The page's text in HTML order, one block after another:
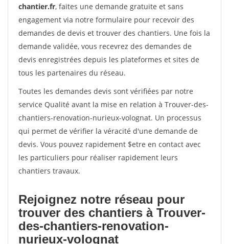
chantier.fr, faites une demande gratuite et sans
engagement via notre formulaire pour recevoir des
demandes de devis et trouver des chantiers. Une fois la
demande validée, vous recevrez des demandes de
devis enregistrées depuis les plateformes et sites de
tous les partenaires du réseau.
Toutes les demandes devis sont vérifiées par notre
service Qualité avant la mise en relation à Trouver-des-
chantiers-renovation-nurieux-volognat. Un processus
qui permet de vérifier la véracité d'une demande de
devis. Vous pouvez rapidement $etre en contact avec
les particuliers pour réaliser rapidement leurs
chantiers travaux.
Rejoignez notre réseau pour
trouver des chantiers à Trouver-
des-chantiers-renovation-
nurieux-volognat